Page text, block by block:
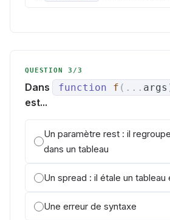
QUESTION 3/3
Dans function f ( ... args
est...
Un paramètre rest : il
dans un tableau
Un spread : il étale un tableau
Une erreur de syntaxe